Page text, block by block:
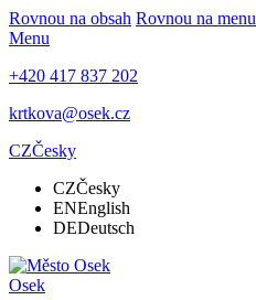
Rovnou na obsah Rovnou na menu
Menu
+420 417 837 202
krtkova@osek.cz
CZČesky
CZČesky
ENEnglish
DEDeutsch
Osek